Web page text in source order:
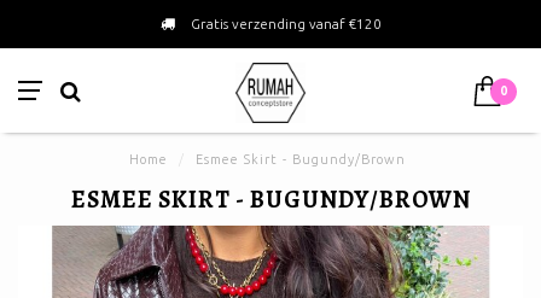
Gratis verzending vanaf €120
0
Home Esmee Skirt - Bugundy/Brown
ESMEE SKIRT - BUGUNDY/BROWN